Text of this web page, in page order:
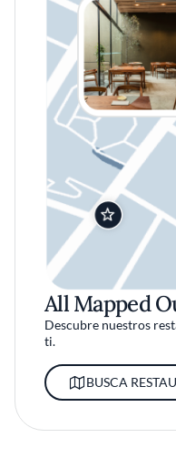
All Mapped
Descubre nuestros
ti.
BUSCA